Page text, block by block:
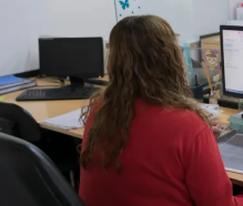
“Proyectos de esta
concretar sin este
nuestro agradecimiento al
que estamos recorriendo y
tenemos para Río Negro”,
Finalmente, el mandatario
claro y genera confianza,